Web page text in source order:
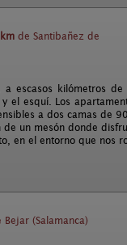
de Santibañez de
escasos kilómetros de
el esquí. Los
a dos camas de
un mesón donde
en el entorno que nos
(Salamanca)